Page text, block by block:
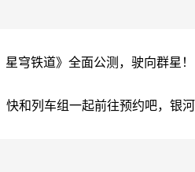
星穹铁道》全面公测，驶向群星
和列车组一起前往预约吧，银河